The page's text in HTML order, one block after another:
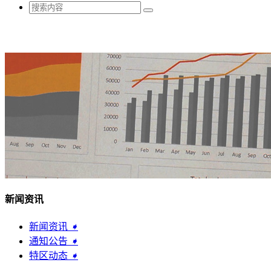
新闻资讯
新闻资讯 ➧
通知公告 ➧
特区动态 ➧